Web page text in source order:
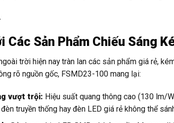
Các Sản Phẩm Chiếu Sáng
trời hiện nay tràn lan các sản phẩm giá rẻ,
rõ nguồn gốc, FSMD23-100 mang lại:
vượt trội: Hiệu suất quang thông cao (130 lm/
truyền thống hay đèn LED giá rẻ không thể